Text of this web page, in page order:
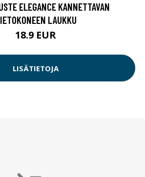
ELEGANCE KANNETTAVAN
LAUKKU
18.9 EUR
LISÄTIETOJA